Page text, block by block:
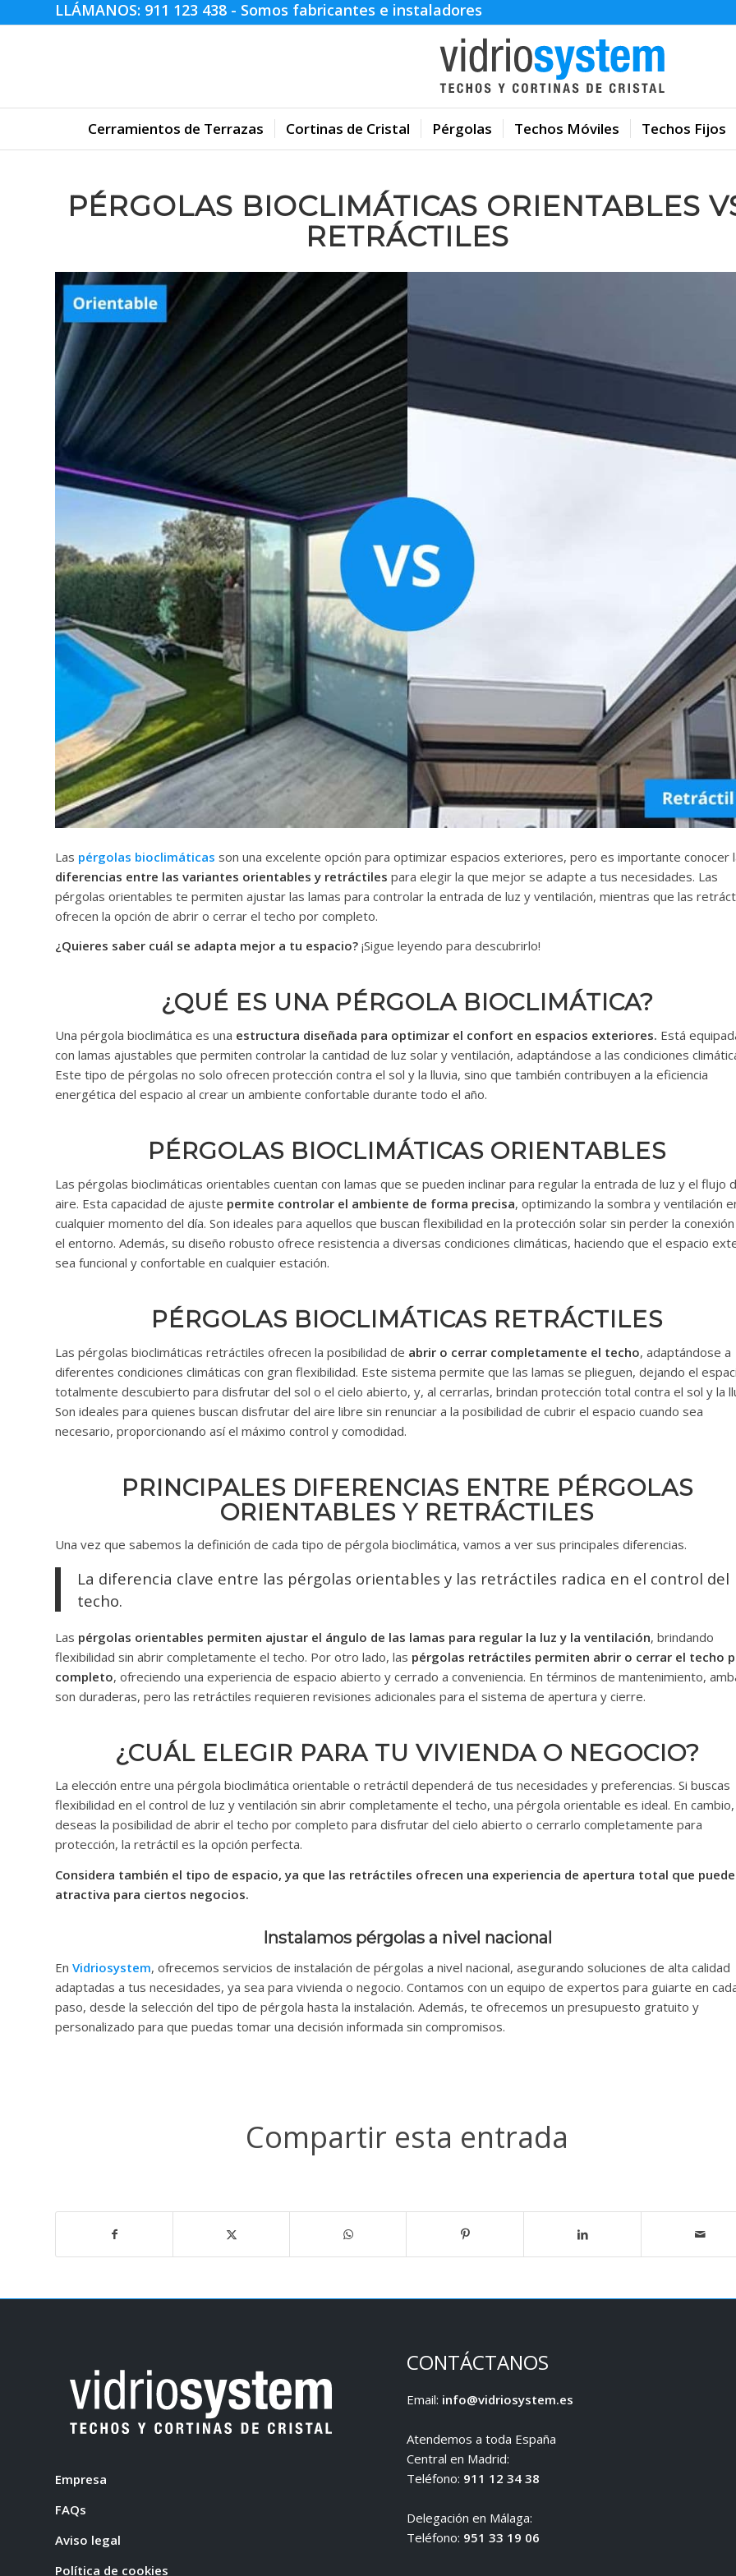
LLÁMANOS: 911 123 438 - Somos fabricantes e instaladores
Cerramientos de Terrazas Cortinas de Cristal Pérgolas Techos Móviles Techos Fijos
PÉRGOLAS BIOCLIMÁTICAS ORIENTABLES
RETRÁCTILES
Las pérgolas bioclimáticas son una excelente opción para optimizar espacios exteriores, pero es importante conocer
diferencias entre las variantes orientables y retráctiles para elegir la que mejor se adapte a tus necesidades. Las
pérgolas orientables te permiten ajustar las lamas para controlar la entrada de luz y ventilación, mientras que las
ofrecen la opción de abrir o cerrar el techo por completo.
¿Quieres saber cuál se adapta mejor a tu espacio? ¡Sigue leyendo para descubrirlo!
¿QUÉ ES UNA PÉRGOLA BIOCLIMÁTICA?
Una pérgola bioclimática es una estructura diseñada para optimizar el confort en espacios exteriores. Está
con lamas ajustables que permiten controlar la cantidad de luz solar y ventilación, adaptándose a las condiciones
Este tipo de pérgolas no solo ofrecen protección contra el sol y la lluvia, sino que también contribuyen a la eficiencia
energética del espacio al crear un ambiente confortable durante todo el año.
PÉRGOLAS BIOCLIMÁTICAS ORIENTABLES
Las pérgolas bioclimáticas orientables cuentan con lamas que se pueden inclinar para regular la entrada de luz y el flujo
aire. Esta capacidad de ajuste permite controlar el ambiente de forma precisa, optimizando la sombra y ventilación
cualquier momento del día. Son ideales para aquellos que buscan flexibilidad en la protección solar sin perder la conexión
el entorno. Además, su diseño robusto ofrece resistencia a diversas condiciones climáticas, haciendo que el espacio
sea funcional y confortable en cualquier estación.
PÉRGOLAS BIOCLIMÁTICAS RETRÁCTILES
Las pérgolas bioclimáticas retráctiles ofrecen la posibilidad de abrir o cerrar completamente el techo, adaptándose a
diferentes condiciones climáticas con gran flexibilidad. Este sistema permite que las lamas se plieguen, dejando el
totalmente descubierto para disfrutar del sol o el cielo abierto, y, al cerrarlas, brindan protección total contra el sol y la
Son ideales para quienes buscan disfrutar del aire libre sin renunciar a la posibilidad de cubrir el espacio cuando sea
necesario, proporcionando así el máximo control y comodidad.
PRINCIPALES DIFERENCIAS ENTRE PÉRGOLAS
ORIENTABLES Y RETRÁCTILES
Una vez que sabemos la definición de cada tipo de pérgola bioclimática, vamos a ver sus principales diferencias.
La diferencia clave entre las pérgolas orientables y las retráctiles radica en el control del
techo.
Las pérgolas orientables permiten ajustar el ángulo de las lamas para regular la luz y la ventilación, brindando
flexibilidad sin abrir completamente el techo. Por otro lado, las pérgolas retráctiles permiten abrir o cerrar el techo
completo, ofreciendo una experiencia de espacio abierto y cerrado a conveniencia. En términos de mantenimiento,
son duraderas, pero las retráctiles requieren revisiones adicionales para el sistema de apertura y cierre.
¿CUÁL ELEGIR PARA TU VIVIENDA O NEGOCIO?
La elección entre una pérgola bioclimática orientable o retráctil dependerá de tus necesidades y preferencias. Si buscas
flexibilidad en el control de luz y ventilación sin abrir completamente el techo, una pérgola orientable es ideal. En cambio,
deseas la posibilidad de abrir el techo por completo para disfrutar del cielo abierto o cerrarlo completamente para
protección, la retráctil es la opción perfecta.
Considera también el tipo de espacio, ya que las retráctiles ofrecen una experiencia de apertura total que
atractiva para ciertos negocios.
Instalamos pérgolas a nivel nacional
En Vidriosystem, ofrecemos servicios de instalación de pérgolas a nivel nacional, asegurando soluciones de alta calidad
adaptadas a tus necesidades, ya sea para vivienda o negocio. Contamos con un equipo de expertos para guiarte en
paso, desde la selección del tipo de pérgola hasta la instalación. Además, te ofrecemos un presupuesto gratuito y
personalizado para que puedas tomar una decisión informada sin compromisos.
Compartir esta entrada
Empresa
FAQs
Aviso legal
Política de cookies
CONTÁCTANOS
Email: info@vidriosystem.es
Atendemos a toda España
Central en Madrid:
Teléfono: 911 12 34 38
Delegación en Málaga:
Teléfono: 951 33 19 06